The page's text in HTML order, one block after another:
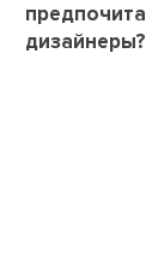
дизайнеры?